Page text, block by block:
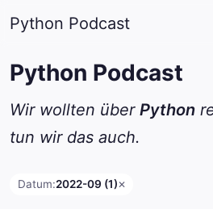
Python Podcast
Python Podcast
Wir wollten über Python
tun wir das auch.
Datum:2022-09 (1)✕